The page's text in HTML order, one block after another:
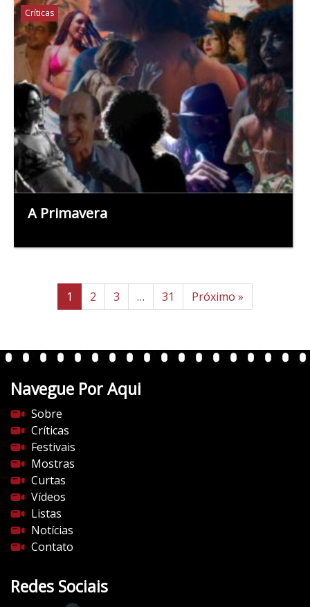
Críticas
A Primavera
1 2 3 … 31 Próximo »
Navegue Por Aqui
Sobre
Críticas
Festivais
Mostras
Curtas
Vídeos
Listas
Notícias
Contato
Redes Sociais